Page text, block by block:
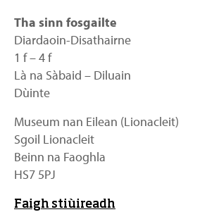
Tha sinn fosgailte
Diardaoin-Disathairne
1 f – 4 f
Là na Sàbaid – Diluain
Dùinte
Museum nan Eilean (Lionacleit)
Sgoil Lionacleit
Beinn na Faoghla
HS7 5PJ
Faigh stiùireadh